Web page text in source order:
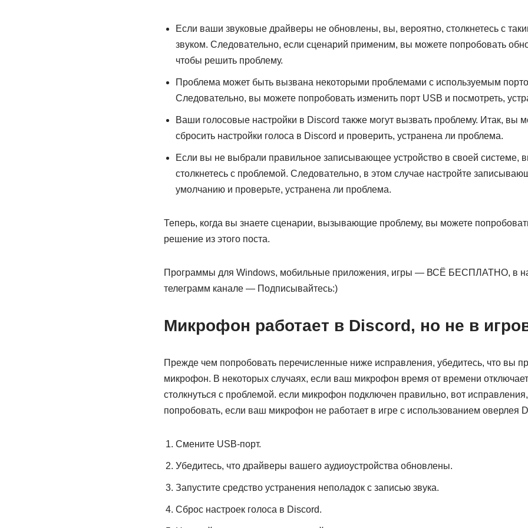
Если ваши звуковые драйверы не обновлены, вы, вероятно, столкнетесь с
звуком. Следовательно, если сценарий применим, вы можете попробовать
чтобы решить проблему.
Проблема может быть вызвана некоторыми проблемами с используемым
Следовательно, вы можете попробовать изменить порт USB и посмотреть,
Ваши голосовые настройки в Discord также могут вызвать проблему. Итак, вы
сбросить настройки голоса в Discord и проверить, устранена ли проблема.
Если вы не выбрали правильное записывающее устройство в своей системе,
столкнетесь с проблемой. Следовательно, в этом случае настройте
умолчанию и проверьте, устранена ли проблема.
Теперь, когда вы знаете сценарии, вызывающие проблему, вы можете
решение из этого поста.
Программы для Windows, мобильные приложения, игры — ВСЁ БЕСПЛАТНО, в
телеграмм канале — Подписывайтесь:)
Микрофон работает в Discord, но не в
Прежде чем попробовать перечисленные ниже исправления, убедитесь, что вы
микрофон. В некоторых случаях, если ваш микрофон время от времени
столкнуться с проблемой. если микрофон подключен правильно, вот
попробовать, если ваш микрофон не работает в игре с использованием оверлея
Смените USB-порт.
Убедитесь, что драйверы вашего аудиоустройства обновлены.
Запустите средство устранения неполадок с записью звука.
Сброс настроек голоса в Discord.